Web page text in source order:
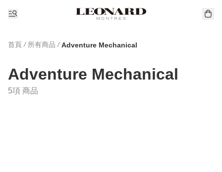
首頁 / 所有商品 / Adventure Mechanical
Adventure Mechanical
5項 商品